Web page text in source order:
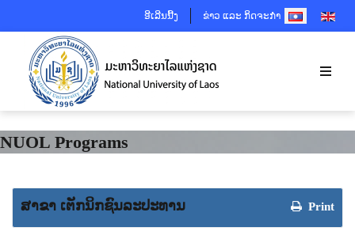
ອີເລີນນີ້ງ ຂ່າວ ແລະ ກິດຈະກຳSELECT YOUR
NUOL Programs
Print
ສາຂາ ເຕັກນິກຊົນລະປະທານ